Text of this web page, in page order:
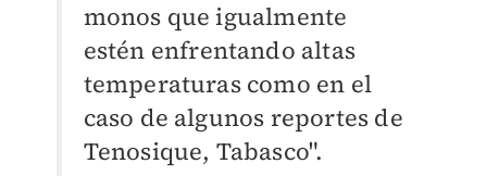
monos que igualmente
estén enfrentando altas
temperaturas como en el
caso de algunos reportes de
Tenosique, Tabasco".